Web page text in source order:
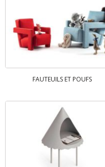
FAUTEUILS ET POUFS